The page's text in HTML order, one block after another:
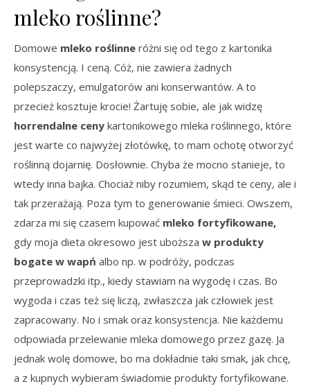
mleko roślinne?
Domowe mleko roślinne różni się od tego z kartonika
konsystencją. I ceną. Cóż, nie zawiera żadnych
polepszaczy, emulgatorów ani konserwantów. A to
przecież kosztuje krocie! Żartuję sobie, ale jak widzę
horrendalne ceny kartonikowego mleka roślinnego, które
jest warte co najwyżej złotówkę, to mam ochotę otworzyć
roślinną dojarnię. Dosłownie. Chyba że mocno stanieje, to
wtedy inna bajka. Chociaż niby rozumiem, skąd te ceny, ale i
tak przerażają. Poza tym to generowanie śmieci. Owszem,
zdarza mi się czasem kupować mleko fortyfikowane,
gdy moja dieta okresowo jest uboższa w produkty
bogate w wapń albo np. w podróży, podczas
przeprowadzki itp., kiedy stawiam na wygodę i czas. Bo
wygoda i czas też się liczą, zwłaszcza jak człowiek jest
zapracowany. No i smak oraz konsystencja. Nie każdemu
odpowiada przelewanie mleka domowego przez gazę. Ja
jednak wolę domowe, bo ma dokładnie taki smak, jak chcę,
a z kupnych wybieram świadomie produkty fortyfikowane.